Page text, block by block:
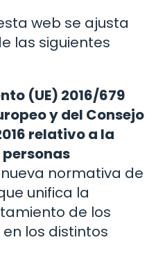
web se ajusta
las siguientes
(UE) 2016/679
y del Consejo
relativo a la
normativa de
unifica la
de los
los distintos